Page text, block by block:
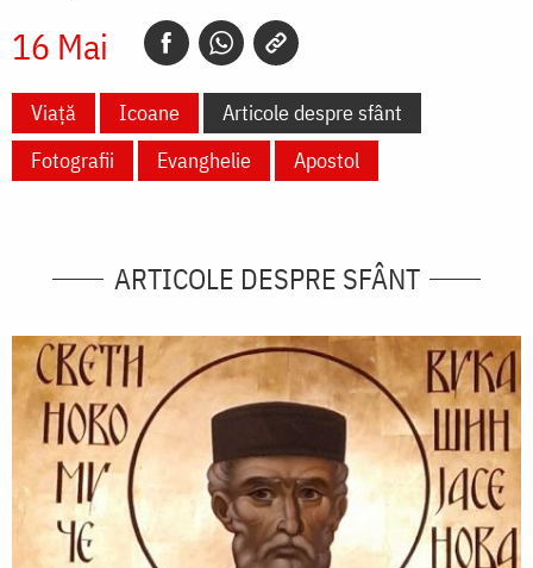
16 Mai
Viață Icoane
Articole despre sfânt
Fotografii
Evanghelie Apostol
ARTICOLE DESPRE SFÂNT